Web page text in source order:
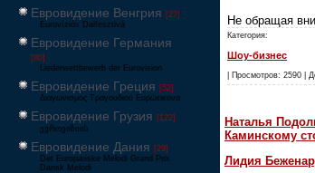
Евровидение Венгрия [22]
Eurovíziós Dalfesztivá
Евровидение Германия
[80]
Liederwettbewerb der Eurovision
Евровидение Греция [52]
Διαγωνισμός Τραγουδιού Ευρώεικονα
Евровидение Грузия [122]
ევროვიზიის
Евровидение Дания [29]
Det Europæiske Melodi Grand Prix
Dansk Melodi
Не обращая
Категория:
Шоу-бизнес
| Просмотров: 2590 |
Наталья
Каминскому
Лидия